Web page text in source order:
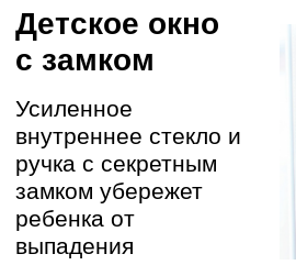
ДОСТАВКА
Доставим точно ко времени по
договоренности
Даем гарантию на работы
ДЕМОНТАЖ
Аккуратно демонтируем старые
01
02